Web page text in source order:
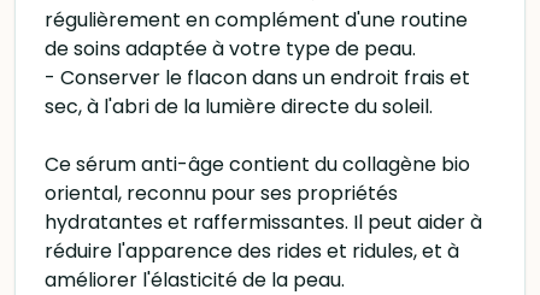
régulièrement en complément d'une routine
de soins adaptée à votre type de peau.
- Conserver le flacon dans un endroit frais et
sec, à l'abri de la lumière directe du soleil.
Ce sérum anti-âge contient du collagène bio
oriental, reconnu pour ses propriétés
hydratantes et raffermissantes. Il peut aider à
réduire l'apparence des rides et ridules, et à
améliorer l'élasticité de la peau.